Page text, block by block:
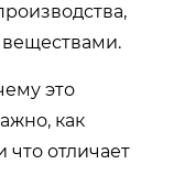
это
как
отличает